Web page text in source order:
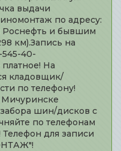
выдачи
по адресу:
Роснефть и бывшим
км).Запись на
40-
На
кладовщик/
по телефону!
шин/дисков с
по телефонам
для записи